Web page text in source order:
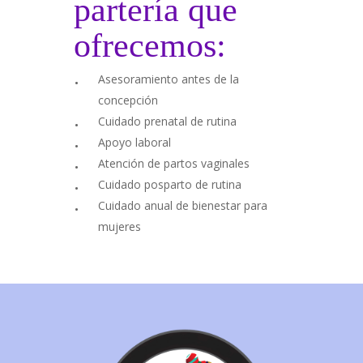
partería que
ofrecemos:
Asesoramiento antes de la
concepción
Cuidado prenatal de rutina
Apoyo laboral
Atención de partos vaginales
Cuidado posparto de rutina
Cuidado anual de bienestar para
mujeres